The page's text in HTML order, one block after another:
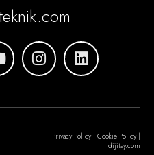
Privacy Policy | Cookie Policy |
dijitay.com